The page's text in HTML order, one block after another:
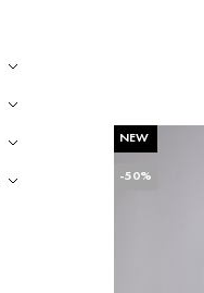
NEW
-50%